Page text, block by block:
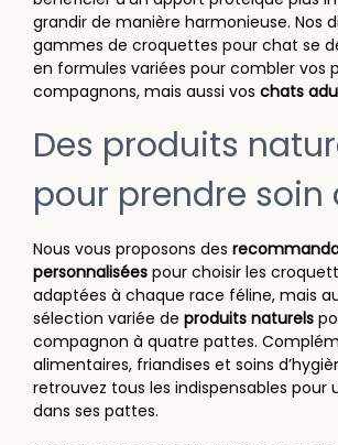
grandir de manière harmonieuse. Nos
gammes de croquettes pour chat se
en formules variées pour combler vos
compagnons, mais aussi vos chats
Des produits
pour prendre soin
Nous vous proposons des
personnalisées pour choisir les
adaptées à chaque race féline, mais
sélection variée de produits naturels
compagnon à quatre pattes.
alimentaires, friandises et soins
retrouvez tous les indispensables pour
dans ses pattes.